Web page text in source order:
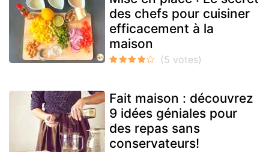
des chefs pour cuisiner
efficacement à la
maison
Fait maison : découvrez
9 idées géniales pour
des repas sans
conservateurs!